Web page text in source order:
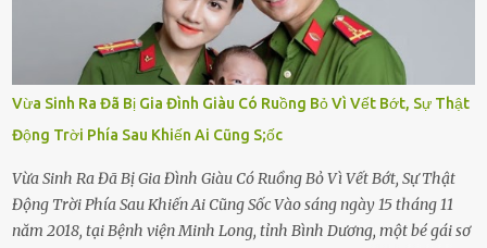
Vừa Sinh Ra Đã Bị Gia Đình Giàu Có Ruồng Bỏ Vì Vết Bớt, Sự Thật
Động Trời Phía Sau Khiến Ai Cũng S;ốc
Vừa Sinh Ra Đã Bị Gia Đình Giàu Có Ruồng Bỏ Vì Vết Bớt, Sự Thật
Động Trời Phía Sau Khiến Ai Cũng Sốc Vào sáng ngày 15 tháng 11
năm 2018, tại Bệnh viện Minh Long, tỉnh Bình Dương, một bé gái sơ